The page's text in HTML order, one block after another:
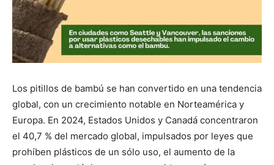
Los pitillos de bambú se han convertido en una tendencia
global, con un crecimiento notable en Norteamérica y
Europa. En 2024, Estados Unidos y Canadá concentraron
el 40,7 % del mercado global, impulsados por leyes que
prohíben plásticos de un sólo uso, el aumento de la